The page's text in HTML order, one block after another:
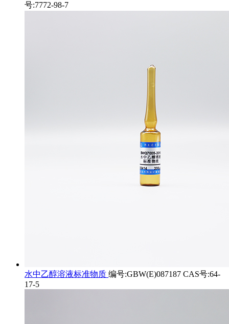
号:7772-98-7
水中乙醇溶液标准物质 编号:GBW(E)087187 CAS号:64-
17-5